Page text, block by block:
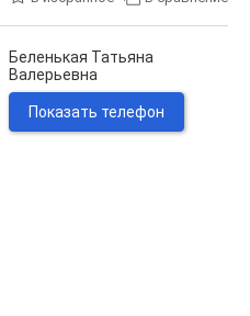
Беленькая Татьяна
Валерьевна
Показать телефон